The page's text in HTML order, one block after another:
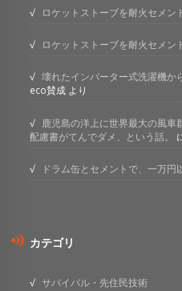
ロケットストーブを耐火セメン
ロケットストーブを耐火セメン
壊れたインバーター式洗濯機か
eco賛成 より
鹿児島の洋上に世界最大の風
配慮書がてんでダメ、という話。
ドラム缶とセメントで、一万円
カテゴリ
サバイバル・先住民技術